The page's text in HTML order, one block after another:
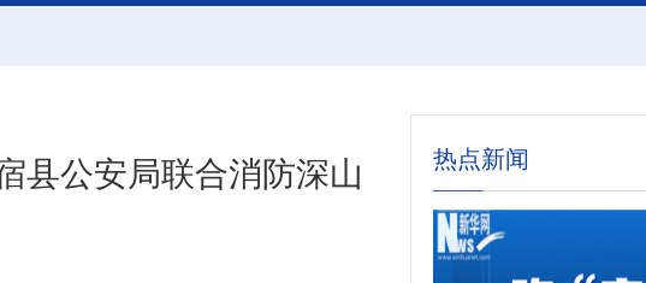
公安局联合消防深山
热点新闻